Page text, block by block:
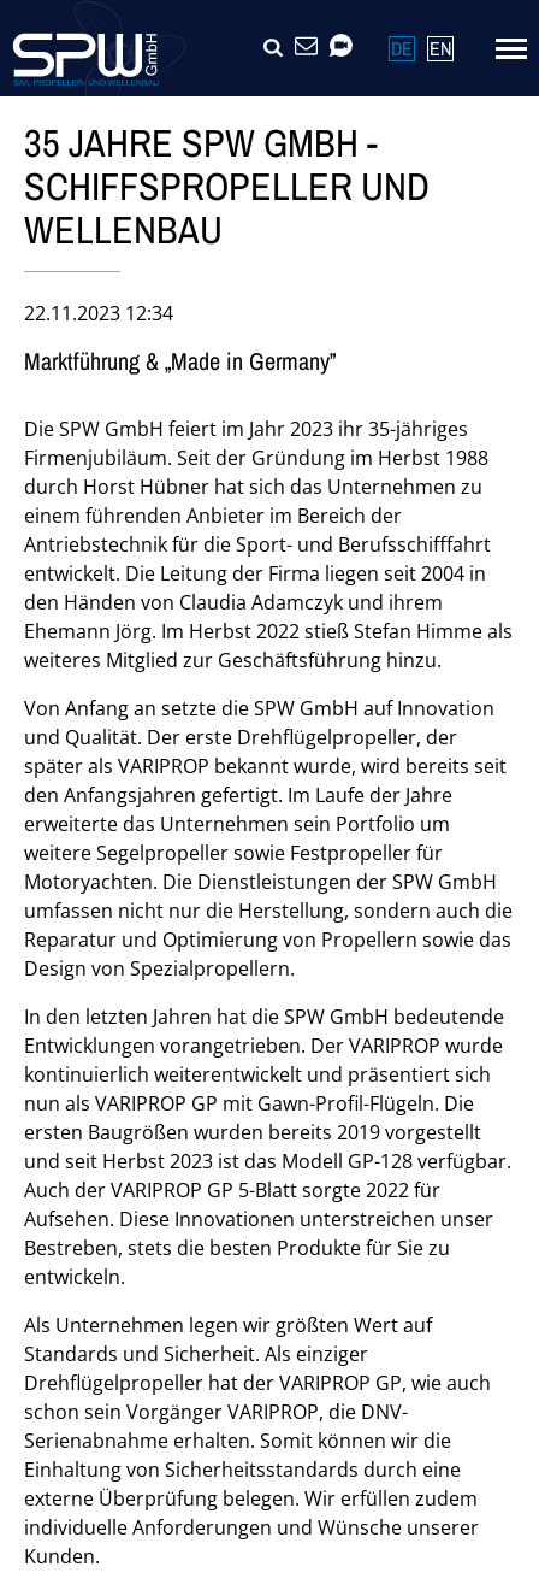
Navigation
überspringen
SUCHEKONTAKT
VIDEOCALL
DE EN
35 JAHRE SPW GMBH -
SCHIFFSPROPELLER UND
WELLENBAU
22.11.2023 12:34
Marktführung & „Made in Germany”
Die SPW GmbH feiert im Jahr 2023 ihr 35-jähriges
Firmenjubiläum. Seit der Gründung im Herbst 1988
durch Horst Hübner hat sich das Unternehmen zu
einem führenden Anbieter im Bereich der
Antriebstechnik für die Sport- und Berufsschifffahrt
entwickelt. Die Leitung der Firma liegen seit 2004 in
den Händen von Claudia Adamczyk und ihrem
Ehemann Jörg. Im Herbst 2022 stieß Stefan Himme als
weiteres Mitglied zur Geschäftsführung hinzu.
Von Anfang an setzte die SPW GmbH auf Innovation
und Qualität. Der erste Drehflügelpropeller, der
später als VARIPROP bekannt wurde, wird bereits seit
den Anfangsjahren gefertigt. Im Laufe der Jahre
erweiterte das Unternehmen sein Portfolio um
weitere Segelpropeller sowie Festpropeller für
Motoryachten. Die Dienstleistungen der SPW GmbH
umfassen nicht nur die Herstellung, sondern auch die
Reparatur und Optimierung von Propellern sowie das
Design von Spezialpropellern.
In den letzten Jahren hat die SPW GmbH bedeutende
Entwicklungen vorangetrieben. Der VARIPROP wurde
kontinuierlich weiterentwickelt und präsentiert sich
nun als VARIPROP GP mit Gawn-Profil-Flügeln. Die
ersten Baugrößen wurden bereits 2019 vorgestellt
und seit Herbst 2023 ist das Modell GP-128 verfügbar.
Auch der VARIPROP GP 5-Blatt sorgte 2022 für
Aufsehen. Diese Innovationen unterstreichen unser
Bestreben, stets die besten Produkte für Sie zu
entwickeln.
Als Unternehmen legen wir größten Wert auf
Standards und Sicherheit. Als einziger
Drehflügelpropeller hat der VARIPROP GP, wie auch
schon sein Vorgänger VARIPROP, die DNV-
Serienabnahme erhalten. Somit können wir die
Einhaltung von Sicherheitsstandards durch eine
externe Überprüfung belegen. Wir erfüllen zudem
individuelle Anforderungen und Wünsche unserer
Kunden.